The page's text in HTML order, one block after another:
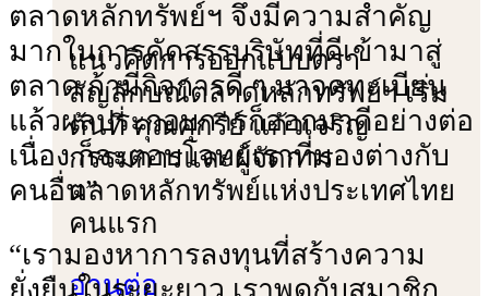
แนวคิดการออกแบบตรา
สัญลักษณ์ตลาดหลักทรัพย์ฯ เริ่ม
ต้นที่ คุณศุกรีย์ แก้วเจริญ
กรรมการและผู้จัดการ
ตลาดหลักทรัพย์แห่งประเทศไทย
คนแรก
อ่านต่อ
ตลาดหลักทรัพย์ฯ จึงมีความสำคัญ
มากในการคัดสรรบริษัทที่ดีเข้ามาสู่
ตลาด ถ้ามีกิจการดี ๆ มาจดทะเบียน
แล้วผลประกอบการก็ออกมาดีอย่างต่อ
เนื่อง ก็จะตอบโจทย์เราที่มองต่างกับ
คนอื่น”
“เรามองหาการลงทุนที่สร้างความ